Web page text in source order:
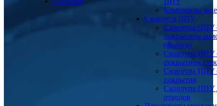
Комплекты
Скорлупа ППУ
Скорлупа ППУ
покрытием
(фольга)
Скорлупа ППУ
покрытием
Скорлупа ППУ
покрытия
Скорлупа ППУ
отводов